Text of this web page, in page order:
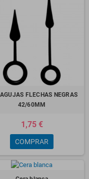
FLECHAS NEGRAS
42/60MM
1,75 €
COMPRAR